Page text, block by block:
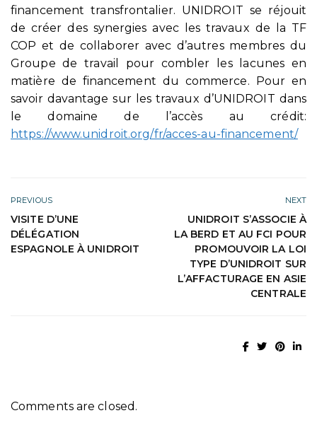
financement transfrontalier. UNIDROIT se réjouit
de créer des synergies avec les travaux de la TF
COP et de collaborer avec d’autres membres du
Groupe de travail pour combler les lacunes en
matière de financement du commerce. Pour en
savoir davantage sur les travaux d’UNIDROIT dans
le domaine de l’accès au crédit:
https://www.unidroit.org/fr/acces-au-financement/
PREVIOUS
VISITE D’UNE
DÉLÉGATION
ESPAGNOLE À UNIDROIT
NEXT
UNIDROIT S’ASSOCIE À
LA BERD ET AU FCI POUR
PROMOUVOIR LA LOI
TYPE D’UNIDROIT SUR
L’AFFACTURAGE EN ASIE
CENTRALE
Comments are closed.